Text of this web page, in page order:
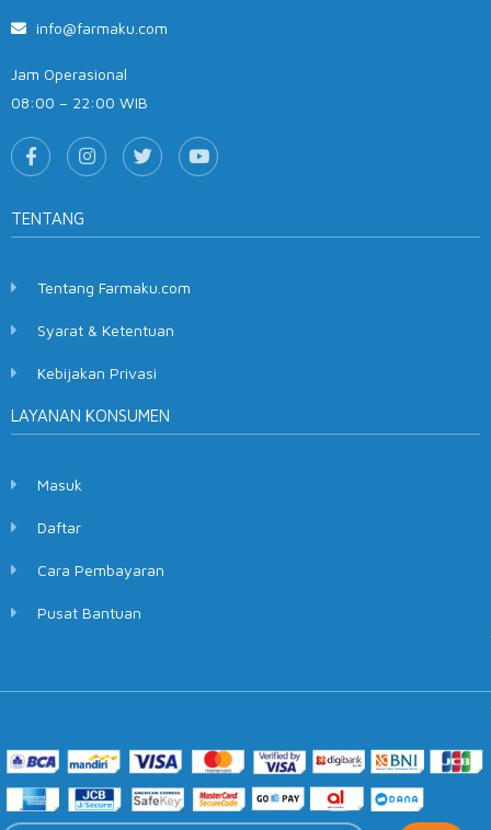
info@farmaku.com
Jam Operasional
08:00 – 22:00 WIB
TENTANG
Tentang Farmaku.com
Syarat & Ketentuan
Kebijakan Privasi
LAYANAN KONSUMEN
Masuk
Daftar
Cara Pembayaran
Pusat Bantuan